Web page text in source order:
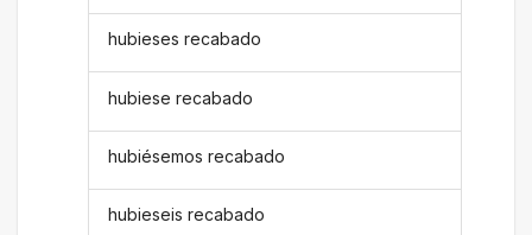
hubieses recabado
hubiese recabado
hubiésemos recabado
hubieseis recabado